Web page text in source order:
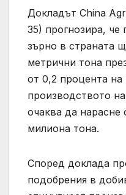
Докладът China
35) прогнозира, че
зърно в страната
метрични тона
от 0,2 процента
производството
очаква да
милиона тона.
Според доклада
подобрения в